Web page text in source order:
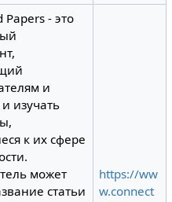
Papers - это
и
изучать
к их сфере
может
статьи
https://ww
w.connect